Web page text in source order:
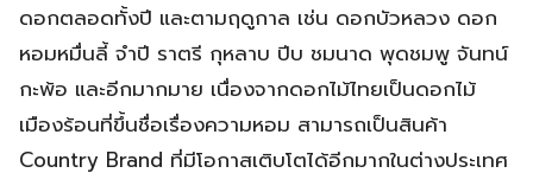
ดอกตลอดทั้งปี และตามฤดูกาล เช่น ดอกบัวหลวง ดอก
หอมหมื่นลี้ จำปี ราตรี กุหลาบ ปีบ ชมนาด พุดชมพู จันทน์
กะพ้อ และอีกมากมาย เนื่องจากดอกไม้ไทยเป็นดอกไม้
เมืองร้อนที่ขึ้นชื่อเรื่องความหอม สามารถเป็นสินค้า
Country Brand ที่มีโอกาสเติบโตได้อีกมากในต่างประเทศ